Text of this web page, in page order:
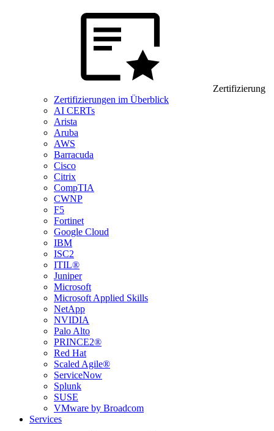
Zertifizierung
Zertifizierungen im Überblick
AI CERTs
Arista
Aruba
AWS
Barracuda
Cisco
Citrix
CompTIA
CWNP
F5
Fortinet
Google Cloud
IBM
ISC2
ITIL®
Juniper
Microsoft
Microsoft Applied Skills
NetApp
NVIDIA
Palo Alto
PRINCE2®
Red Hat
Scaled Agile®
ServiceNow
Splunk
SUSE
VMware by Broadcom
Services